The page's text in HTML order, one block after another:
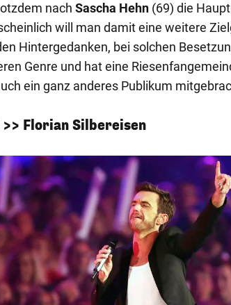
nach Sascha Hehn(69) die
will man damit eine weitere
Hintergedanken, bei solchen
Genre und hat eine
ein ganz anderes Publikum
>> Florian Silbereisen